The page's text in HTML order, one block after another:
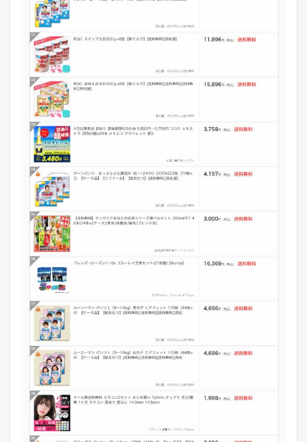
2
2
0
1
8
年
4
月
2
日
の
各
モ
ー
ル
の
デ
イ
リ
ー
ラ
ン
キ
ン
グ
3
W
o
w
m
a
!
の
デ
イ